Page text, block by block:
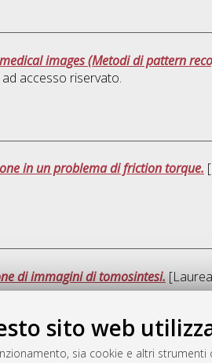
sito web
sia cookie e altri
images (Metodi di pattern
accesso riservato.
in un problema di friction torque.
di immagini di tomosintesi.